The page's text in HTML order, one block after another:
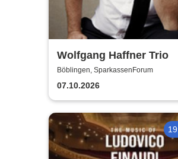
Wolfgang Haffner Trio
Böblingen, SparkassenForum
07.10.2026